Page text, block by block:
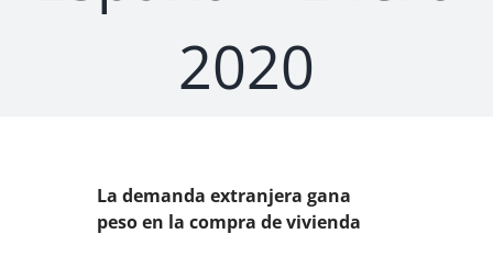
2020
La demanda extranjera gana
peso en la compra de vivienda